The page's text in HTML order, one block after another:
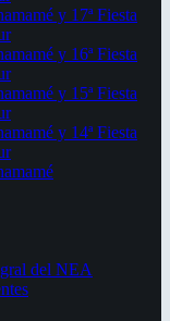
y 17ª Fiesta
y 16ª Fiesta
y 15ª Fiesta
y 14ª Fiesta
del NEA